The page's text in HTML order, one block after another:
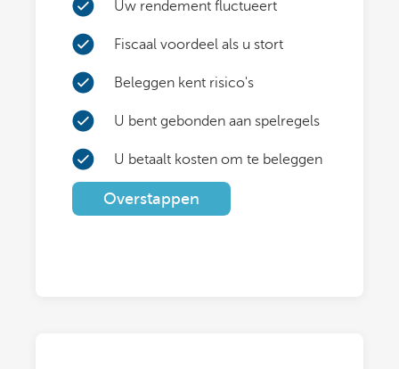
Uw rendement fluctueert
Fiscaal voordeel als u stort
Beleggen kent risico's
U bent gebonden aan spelregels
U betaalt kosten om te beleggen
Overstappen